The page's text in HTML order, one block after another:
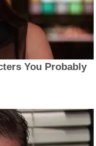
You Probably